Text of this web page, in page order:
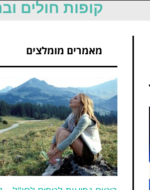
קופות חולים
מאמרים מומלצים